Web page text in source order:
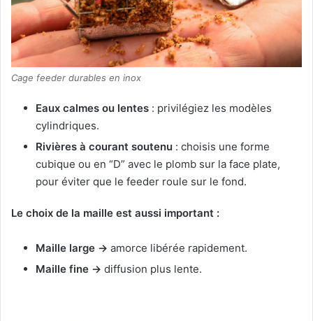
Cage feeder durables en inox
Eaux calmes ou lentes : privilégiez les modèles
cylindriques.
Rivières à courant soutenu : choisis une forme
cubique ou en “D” avec le plomb sur la face plate,
pour éviter que le feeder roule sur le fond.
Le choix de la maille est aussi important :
Maille large → amorce libérée rapidement.
Maille fine → diffusion plus lente.